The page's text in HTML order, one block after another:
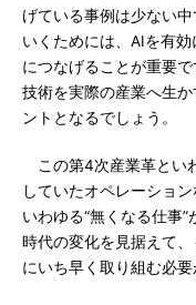
げている事例は少ない
いくためには、AIを有
につなげることが重要
技術を実際の産業へ生
ントとなるでしょう。
この第4次産業革とい
していたオペレーショ
いわゆる“無くなる仕事
時代の変化を見据えて
にいち早く取り組む必要